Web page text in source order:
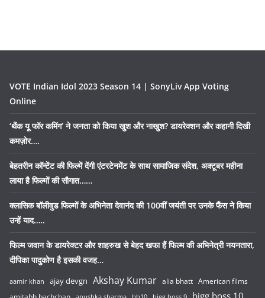
VOTE Indian Idol 2023 Season 14 | SonyLiv App Voting
Online
‘थैंक यू फॉर कमिंग’ ने जनता को किया खुश और नाखुश? डायरेक्शन और कहानी दिखी
कमज़ोर….
बेहतरीन कॉन्टेंट की फिल्में देंगी एंटरटेनमेंट के साथ सामाजिक संदेश, अक्टूबर महीना
लाया है फिल्मों की सौगात……
क्लासिक बॉलीवुड फिल्मों के अभिनेता देवानंद की 100वीं जयंती पर उनके फैंस ने किया
उन्हें याद…..
फिल्म जवान के डायरेक्टर और शाहरुख से बेहद खफा हैं फिल्म की अभिनेत्री नयनतारा,
दीपिका पादुकोण है इसकी वजह…
aamir khan ajay devgn Akshay Kumar alia bhatt American films